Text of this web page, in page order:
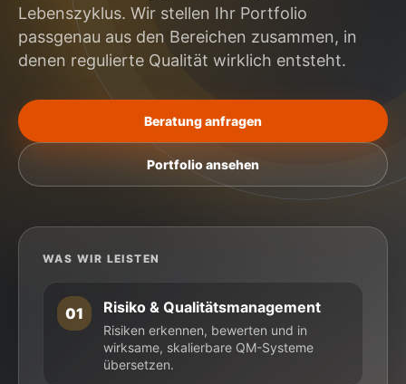
Lebenszyklus. Wir stellen Ihr Portfolio
passgenau aus den Bereichen zusammen, in
denen regulierte Qualität wirklich entsteht.
Beratung anfragen
Portfolio ansehen
WAS WIR LEISTEN
01 Risiko & Qualitätsmanagement
Risiken erkennen, bewerten und in
wirksame, skalierbare QM-Systeme
übersetzen.